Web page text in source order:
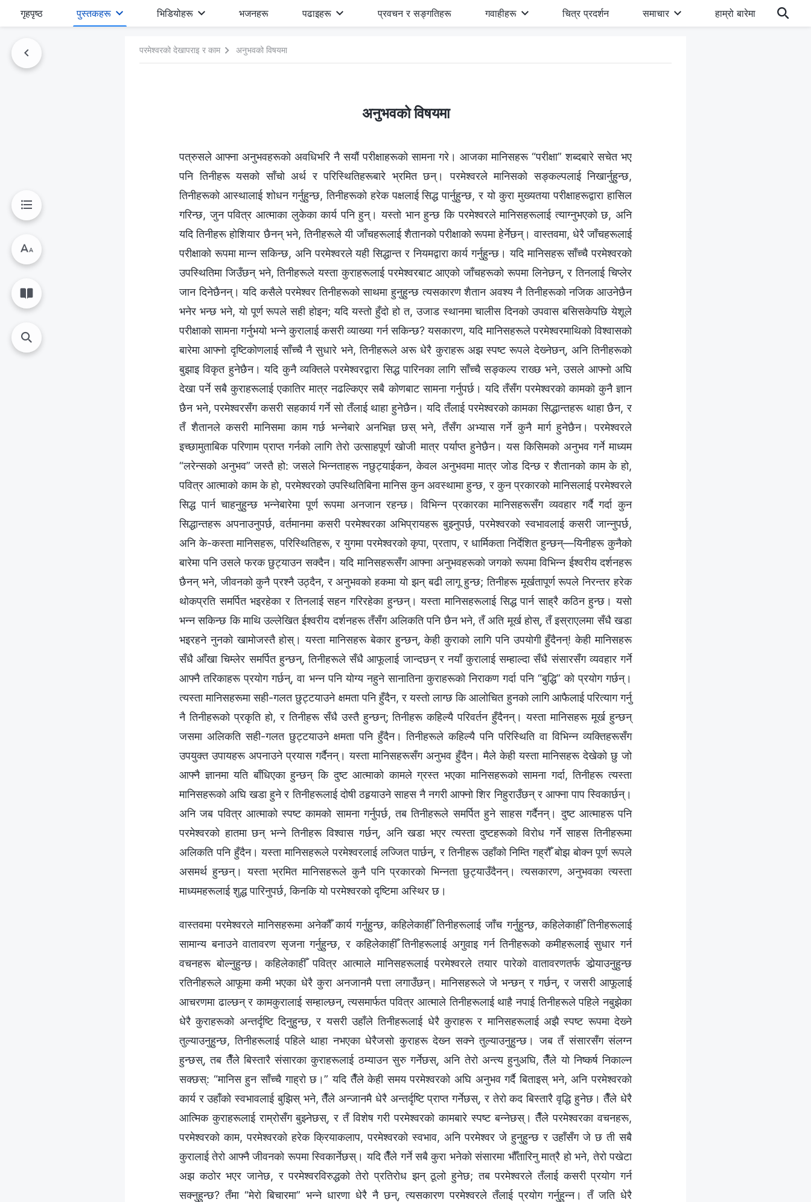
गृहपृष्ठ पुस्तकहरू भिडियोहरू भजनहरू पढाइहरू प्रवचन र सङ्गतिहरू गवाहीहरू चित्र प्रदर्शन समाचार हाम्रो बारेमा
परमेश्‍वरको देखापराइ र काम अनुभवको विषयमा
अनुभवको विषयमा
पत्रुसले आफ्ना अनुभवहरूको अवधिभरि नै सयौं परीक्षाहरूको सामना गरे। आजका मानिसहरू “परीक्षा” शब्दबारे सचेत भए
पनि तिनीहरू यसको साँचो अर्थ र परिस्थितिहरूबारे भ्रमित छन्। परमेश्‍वरले मानिसको सङ्कल्पलाई निखार्नुहुन्छ,
तिनीहरूको आस्थालाई शोधन गर्नुहुन्छ, तिनीहरूको हरेक पक्षलाई सिद्ध पार्नुहुन्छ, र यो कुरा मुख्यतया परीक्षाहरूद्वारा हासिल
गरिन्छ, जुन पवित्र आत्माका लुकेका कार्य पनि हुन्। यस्तो भान हुन्छ कि परमेश्‍वरले मानिसहरूलाई त्याग्‍नुभएको छ, अनि
यदि तिनीहरू होशियार छैनन् भने, तिनीहरूले यी जाँचहरूलाई शैतानको परीक्षाको रूपमा हेर्नेछन्। वास्तवमा, धेरै जाँचहरूलाई
परीक्षाको रूपमा मान्‍न सकिन्छ, अनि परमेश्‍वरले यही सिद्धान्त र नियमद्वारा कार्य गर्नुहुन्छ। यदि मानिसहरू साँच्‍चै परमेश्‍वरको
उपस्थितिमा जिउँछन् भने, तिनीहरूले यस्ता कुराहरूलाई परमेश्‍वरबाट आएको जाँचहरूको रूपमा लिनेछन्, र तिनलाई चिप्लेर
जान दिनेछैनन्। यदि कसैले परमेश्‍वर तिनीहरूको साथमा हुनुहुन्छ त्यसकारण शैतान अवश्य नै तिनीहरूको नजिक आउनेछैन
भनेर भन्छ भने, यो पूर्ण रूपले सही होइन; यदि यस्तो हुँदो हो त, उजाड स्थानमा चालीस दिनको उपवास बसिसकेपछि येशूले
परीक्षाको सामना गर्नुभयो भन्‍ने कुरालाई कसरी व्याख्या गर्न सकिन्छ? यसकारण, यदि मानिसहरूले परमेश्‍वरमाथिको विश्‍वासको
बारेमा आफ्नो दृष्टिकोणलाई साँच्‍चै नै सुधारे भने, तिनीहरूले अरू धेरै कुराहरू अझ स्पष्ट रूपले देख्‍नेछन्, अनि तिनीहरूको
बुझाइ विकृत हुनेछैन। यदि कुनै व्यक्तिले परमेश्‍वरद्वारा सिद्ध पारिनका लागि साँच्‍चै सङ्कल्‍प राख्छ भने, उसले आफ्‍नो अघि
देखा पर्ने सबै कुराहरूलाई एकातिर मात्र नढल्किएर सबै कोणबाट सामना गर्नुपर्छ। यदि तँसँग परमेश्‍वरको कामको कुनै ज्ञान
छैन भने, परमेश्‍वरसँग कसरी सहकार्य गर्ने सो तँलाई थाहा हुनेछैन। यदि तँलाई परमेश्‍वरको कामका सिद्धान्तहरू थाहा छैन, र
तँ शैतानले कसरी मानिसमा काम गर्छ भन्‍नेबारे अनभिज्ञ छस् भने, तँसँग अभ्यास गर्ने कुनै मार्ग हुनेछैन। परमेश्‍वरले
इच्छामुताबिक परिणाम प्राप्त गर्नको लागि तेरो उत्साहपूर्ण खोजी मात्र पर्याप्त हुनेछैन। यस किसिमको अनुभव गर्ने माध्यम
“लरेन्सको अनुभव” जस्तै हो: जसले भिन्‍नताहरू नछुट्याईकन, केवल अनुभवमा मात्र जोड दिन्छ र शैतानको काम के हो,
पवित्र आत्माको काम के हो, परमेश्‍वरको उपस्थितिबिना मानिस कुन अवस्थामा हुन्छ, र कुन प्रकारको मानिसलाई परमेश्‍वरले
सिद्ध पार्न चाहनुहुन्छ भन्‍नेबारेमा पूर्ण रूपमा अनजान रहन्छ। विभिन्‍न प्रकारका मानिसहरूसँग व्यवहार गर्दै गर्दा कुन
सिद्धान्तहरू अपनाउनुपर्छ, वर्तमानमा कसरी परमेश्‍वरका अभिप्रायहरू बुझ्नुपर्छ, परमेश्‍वरको स्वभावलाई कसरी जान्‍नुपर्छ,
अनि के-कस्ता मानिसहरू, परिस्थितिहरू, र युगमा परमेश्‍वरको कृपा, प्रताप, र धार्मिकता निर्देशित हुन्छन्—यिनीहरू कुनैको
बारेमा पनि उसले फरक छुट्याउन सक्दैन। यदि मानिसहरूसँग आफ्ना अनुभवहरूको जगको रूपमा विभिन्‍न ईश्‍वरीय दर्शनहरू
छैनन् भने, जीवनको कुनै प्रश्‍नै उठ्दैन, र अनुभवको हकमा यो झन् बढी लागू हुन्छ; तिनीहरू मूर्खतापूर्ण रूपले निरन्तर हरेक
थोकप्रति समर्पित भइरहेका र तिनलाई सहन गरिरहेका हुन्छन्। यस्ता मानिसहरूलाई सिद्ध पार्न साह्रै कठिन हुन्छ। यसो
भन्‍न सकिन्छ कि माथि उल्लेखित ईश्‍वरीय दर्शनहरू तँसँग अलिकति पनि छैन भने, तँ अति मूर्ख होस्, तँ इस्राएलमा सँधै खडा
भइरहने नुनको खामोजस्तै होस्। यस्ता मानिसहरू बेकार हुन्छन्, केही कुराको लागि पनि उपयोगी हुँदैनन्! केही मानिसहरू
सँधै आँखा चिम्लेर समर्पित हुन्छन्, तिनीहरूले सँधै आफूलाई जान्दछन् र नयाँ कुरालाई सम्हाल्दा सँधै संसारसँग व्यवहार गर्ने
आफ्नै तरिकाहरू प्रयोग गर्छन्, वा भन्‍न पनि योग्य नहुने सानातिना कुराहरूको निराकण गर्दा पनि “बुद्धि” को प्रयोग गर्छन्।
त्यस्ता मानिसहरूमा सही-गलत छुट्टयाउने क्षमता पनि हुँदैन, र यस्तो लाग्छ कि आलोचित हुनको लागि आफैलाई परित्याग गर्नु
नै तिनीहरूको प्रकृति हो, र तिनीहरू सँधै उस्तै हुन्छन्; तिनीहरू कहिल्यै परिवर्तन हुँदैनन्। यस्ता मानिसहरू मूर्ख हुन्छन्
जसमा अलिकति सही-गलत छुट्टयाउने क्षमता पनि हुँदैन। तिनीहरूले कहिल्यै पनि परिस्थिति वा विभिन्‍न व्यक्तिहरूसँग
उपयुक्त उपायहरू अपनाउने प्रयास गर्दैनन्। यस्ता मानिसहरूसँग अनुभव हुँदैन। मैले केही यस्ता मानिसहरू देखेको छु जो
आफ्नै ज्ञानमा यति बाँधिएका हुन्छन् कि दुष्ट आत्माको कामले ग्रस्त भएका मानिसहरूको सामना गर्दा, तिनीहरू त्यस्ता
मानिसहरूको अघि खडा हुने र तिनीहरूलाई दोषी ठहर्‍याउने साहस नै नगरी आफ्नो शिर निहुराउँछन् र आफ्‍ना पाप स्विकार्छन्।
अनि जब पवित्र आत्माको स्पष्ट कामको सामना गर्नुपर्छ, तब तिनीहरूले समर्पित हुने साहस गर्दैनन्। दुष्ट आत्माहरू पनि
परमेश्‍वरको हातमा छन् भन्‍ने तिनीहरू विश्‍वास गर्छन्, अनि खडा भएर त्यस्ता दुष्टहरूको विरोध गर्ने साहस तिनीहरूमा
अलिकति पनि हुँदैन। यस्ता मानिसहरूले परमेश्‍वरलाई लज्‍जित पार्छन्, र तिनीहरू उहाँको निम्ति गह्रौँ बोझ बोक्‍न पूर्ण रूपले
असमर्थ हुन्छन्। यस्ता भ्रमित मानिसहरूले कुनै पनि प्रकारको भिन्‍नता छुट्याउँदैनन्। त्यसकारण, अनुभवका त्यस्ता
माध्यमहरूलाई शुद्ध पारिनुपर्छ, किनकि यो परमेश्‍वरको दृष्टिमा अस्थिर छ।
वास्तवमा परमेश्‍वरले मानिसहरूमा अनेकौँ कार्य गर्नुहुन्छ, कहिलेकाहीँ तिनीहरूलाई जाँच गर्नुहुन्छ, कहिलेकाहीँ तिनीहरूलाई
सामान्य बनाउने वातावरण सृजना गर्नुहुन्छ, र कहिलेकाहीँ तिनीहरूलाई अगुवाइ गर्न तिनीहरूको कमीहरूलाई सुधार गर्न
वचनहरू बोल्नुहुन्छ। कहिलेकाहीँ पवित्र आत्माले मानिसहरूलाई परमेश्‍वरले तयार पारेको वातावरणतर्फ डोर्‍याउनुहुन्छ
रतिनीहरूले आफूमा कमी भएका धेरै कुरा अनजानमै पत्ता लगाउँछन्। मानिसहरूले जे भन्छन् र गर्छन्, र जसरी आफूलाई
आचरणमा ढाल्छन् र कामकुरालाई सम्हाल्छन्, त्यसमार्फत पवित्र आत्माले तिनीहरूलाई थाहै नपाई तिनीहरूले पहिले नबुझेका
धेरै कुराहरूको अन्तर्दृष्टि दिनुहुन्छ, र यसरी उहाँले तिनीहरूलाई धेरै कुराहरू र मानिसहरूलाई अझै स्पष्ट रूपमा देख्‍ने
तुल्याउनुहुन्छ, तिनीहरूलाई पहिले थाहा नभएका धेरैजसो कुराहरू देख्‍न सक्‍ने तुल्याउनुहुन्छ। जब तँ संसारसँग संलग्‍न
हुन्छस्, तब तैँले बिस्तारै संसारका कुराहरूलाई ठम्याउन सुरु गर्नेछस्, अनि तेरो अन्त्य हुनुअघि, तैँले यो निष्कर्ष निकाल्‍न
सक्छस्: “मानिस हुन साँच्‍चै गाह्रो छ।” यदि तैँले केही समय परमेश्‍वरको अघि अनुभव गर्दै बिताइस् भने, अनि परमेश्‍वरको
कार्य र उहाँको स्वभावलाई बुझिस् भने, तैँले अन्जानमै धेरै अन्तर्दृष्टि प्राप्त गर्नेछस्, र तेरो कद बिस्तारै वृद्धि हुनेछ। तैँले धेरै
आत्मिक कुराहरूलाई राम्रोसँग बुझ्‍नेछस्, र तँ विशेष गरी परमेश्‍वरको कामबारे स्पष्ट बन्‍नेछस्। तैँले परमेश्‍वरका वचनहरू,
परमेश्‍वरको काम, परमेश्‍वरको हरेक क्रियाकलाप, परमेश्‍वरको स्वभाव, अनि परमेश्‍वर जे हुनुहुन्छ र उहाँसँग जे छ ती सबै
कुरालाई तेरो आफ्नै जीवनको रूपमा स्विकार्नेछस्। यदि तैँले गर्ने सबै कुरा भनेको संसारमा भौँतारिनु मात्रै हो भने, तेरो पखेटा
अझ कठोर भएर जानेछ, र परमेश्‍वरविरुद्धको तेरो प्रतिरोध झन् ठूलो हुनेछ; तब परमेश्‍वरले तँलाई कसरी प्रयोग गर्न
सक्‍नुहुन्छ? तँमा “मेरो बिचारमा” भन्‍ने धारणा धेरै नै छन्, त्यसकारण परमेश्‍वरले तँलाई प्रयोग गर्नुहुन्‍न। तँ जति धेरै